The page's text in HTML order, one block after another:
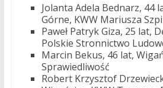
Jolanta Adela Bednarz, 44
Górne, KWW Mariusza
Paweł Patryk Giza, 25 lat,
Polskie Stronnictwo
Marcin Bekus, 46 lat,
Sprawiedliwość
Robert Krzysztof